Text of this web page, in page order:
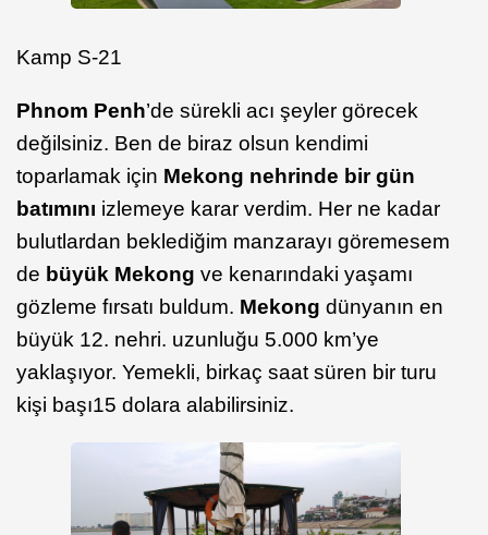
Kamp S-21
Phnom Penh’de sürekli acı şeyler görecek
değilsiniz. Ben de biraz olsun kendimi
toparlamak için Mekong nehrinde bir gün
batımını izlemeye karar verdim. Her ne kadar
bulutlardan beklediğim manzarayı göremesem
de büyük Mekong ve kenarındaki yaşamı
gözleme fırsatı buldum. Mekong dünyanın en
büyük 12. nehri. uzunluğu 5.000 km’ye
yaklaşıyor. Yemekli, birkaç saat süren bir turu
kişi başı15 dolara alabilirsiniz.